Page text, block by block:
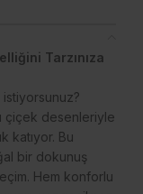
Tarzınıza
istiyorsunuz?
çiçek desenleriyle
katıyor. Bu
bir dokunuş
Hem konforlu